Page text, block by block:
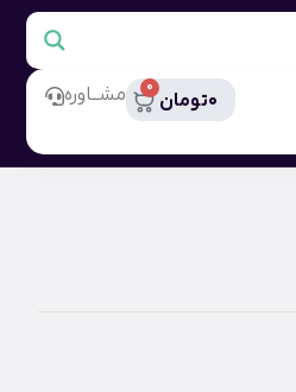
0تومان
0 مشــاوره